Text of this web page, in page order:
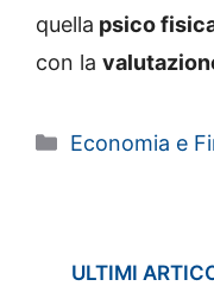
quella psico
con la
Categorie
Economia e
ULTIMI